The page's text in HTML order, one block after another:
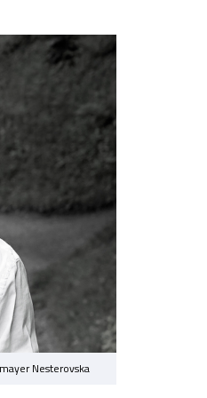
Nesterovska